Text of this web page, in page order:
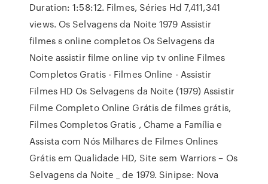
Duration: 1:58:12. Filmes, Séries Hd 7,411,341
views. Os Selvagens da Noite 1979 Assistir
filmes s online completos Os Selvagens da
Noite assistir filme online vip tv online Filmes
Completos Gratis - Filmes Online - Assistir
Filmes HD Os Selvagens da Noite (1979) Assistir
Filme Completo Online Grátis de filmes grátis,
Filmes Completos Gratis , Chame a Família e
Assista com Nós Milhares de Filmes Onlines
Grátis em Qualidade HD, Site sem Warriors – Os
Selvagens da Noite _ de 1979. Sinipse: Nova